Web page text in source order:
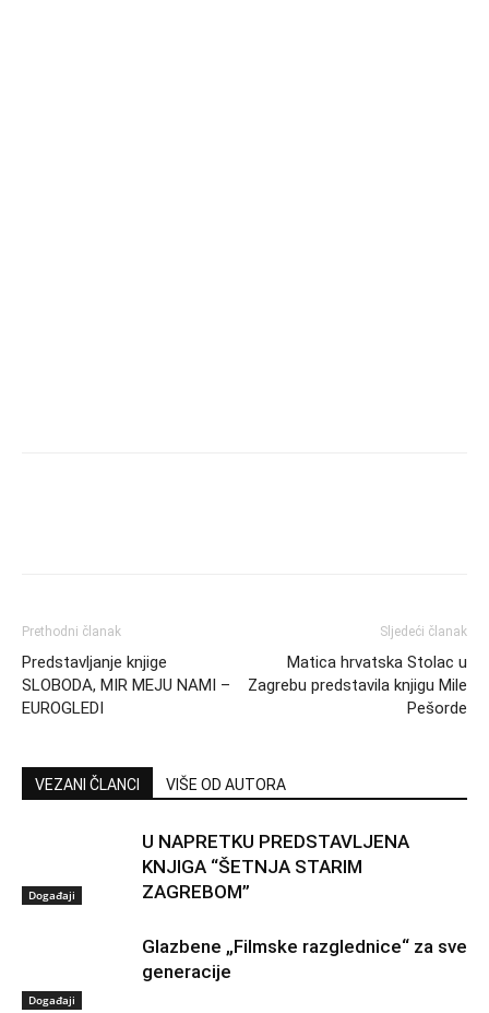
Prethodni članak
Predstavljanje knjige
SLOBODA, MIR MEJU NAMI –
EUROGLEDI
Sljedeći članak
Matica hrvatska Stolac u
Zagrebu predstavila knjigu Mile
Pešorde
VEZANI ČLANCI VIŠE OD AUTORA
Događaji
U NAPRETKU PREDSTAVLJENA
KNJIGA “ŠETNJA STARIM
ZAGREBOM”
Događaji
Glazbene „Filmske razglednice“ za sve
generacije